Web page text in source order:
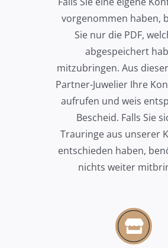
vorgenommen haben,
Sie nur die PDF,
abgespeichert
mitzubringen. Aus
Partner-Juwelier Ihre
aufrufen und weis
Bescheid. Falls Sie
Trauringe aus unserer
entschieden haben,
nichts weiter